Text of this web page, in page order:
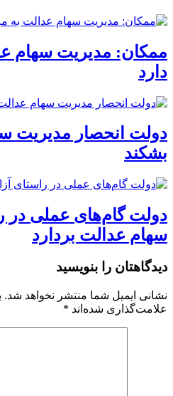
ممکان: مدیریت سهام
دارد
دولت انحصار مدیریت
بشکند
دولت گام‌های عملی در
سهام عدالت بردارد
دیدگاهتان را بنویسید
نشانی ایمیل شما منتشر نخواهد شد.
علامت‌گذاری شده‌اند *